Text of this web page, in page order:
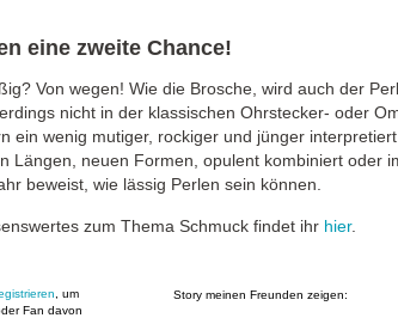
eine zweite Chance!
Von wegen! Wie die Brosche, wird auch der
nicht in der klassischen Ohrstecker- oder
ein wenig mutiger, rockiger und jünger
Längen, neuen Formen, opulent kombiniert oder
beweist, wie lässig Perlen sein können.
zum Thema Schmuck findet ihr hier.
Story meinen Freunden zeigen:
, um
Fan davon